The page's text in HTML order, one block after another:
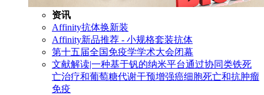
资讯
Affinity抗体换新装
Affinity新品推荐 - 小规格套装抗体
第十五届全国免疫学学术大会闭幕
文献解读|一种基于钒的纳米平台通过协同类铁死
亡治疗和葡萄糖代谢干预增强癌细胞死亡和抗肿瘤
免疫